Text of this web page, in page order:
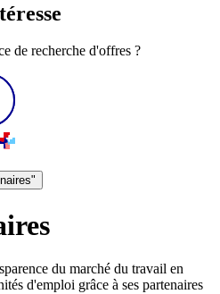
de recherche d'offres ?
du marché du travail en
d'emploi grâce à ses partenaires